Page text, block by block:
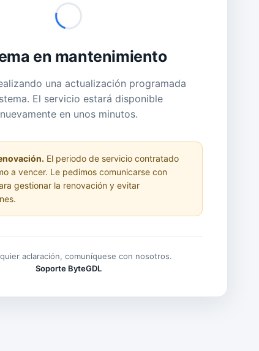
en mantenimiento
una actualización programada
El servicio estará disponible
nuevamente en unos minutos.
El periodo de servicio contratado
a vencer. Le pedimos comunicarse con
gestionar la renovación y evitar
aclaración, comuníquese con nosotros.
Soporte ByteGDL